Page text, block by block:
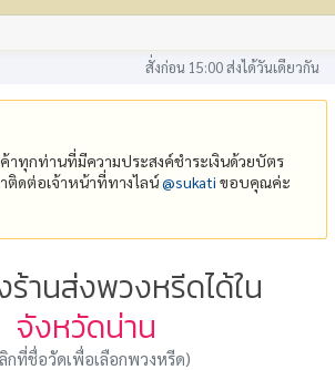
สั่งก่อน 15:00 ส่งได้วันเดียวกัน
ค้าทุกท่านที่มีความประสงค์ชำระเงินด้วยบัตร
ติดต่อเจ้าหน้าที่ทางไลน์@‌sukati ขอบคุณค่ะ
ร้านส่งพวงหรีดได้ใน
จังหวัดน่าน
กที่ชื่อวัดเพื่อเลือกพวงหรีด)